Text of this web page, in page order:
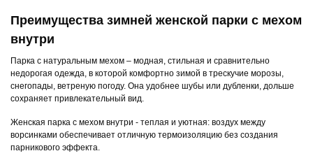
Преимущества зимней женской парки с мехом
внутри
Парка с натуральным мехом – модная, стильная и сравнительно
недорогая одежда, в которой комфортно зимой в трескучие морозы,
снегопады, ветреную погоду. Она удобнее шубы или дубленки, дольше
сохраняет привлекательный вид.
Женская парка с мехом внутри - теплая и уютная: воздух между
ворсинками обеспечивает отличную термоизоляцию без создания
парникового эффекта.